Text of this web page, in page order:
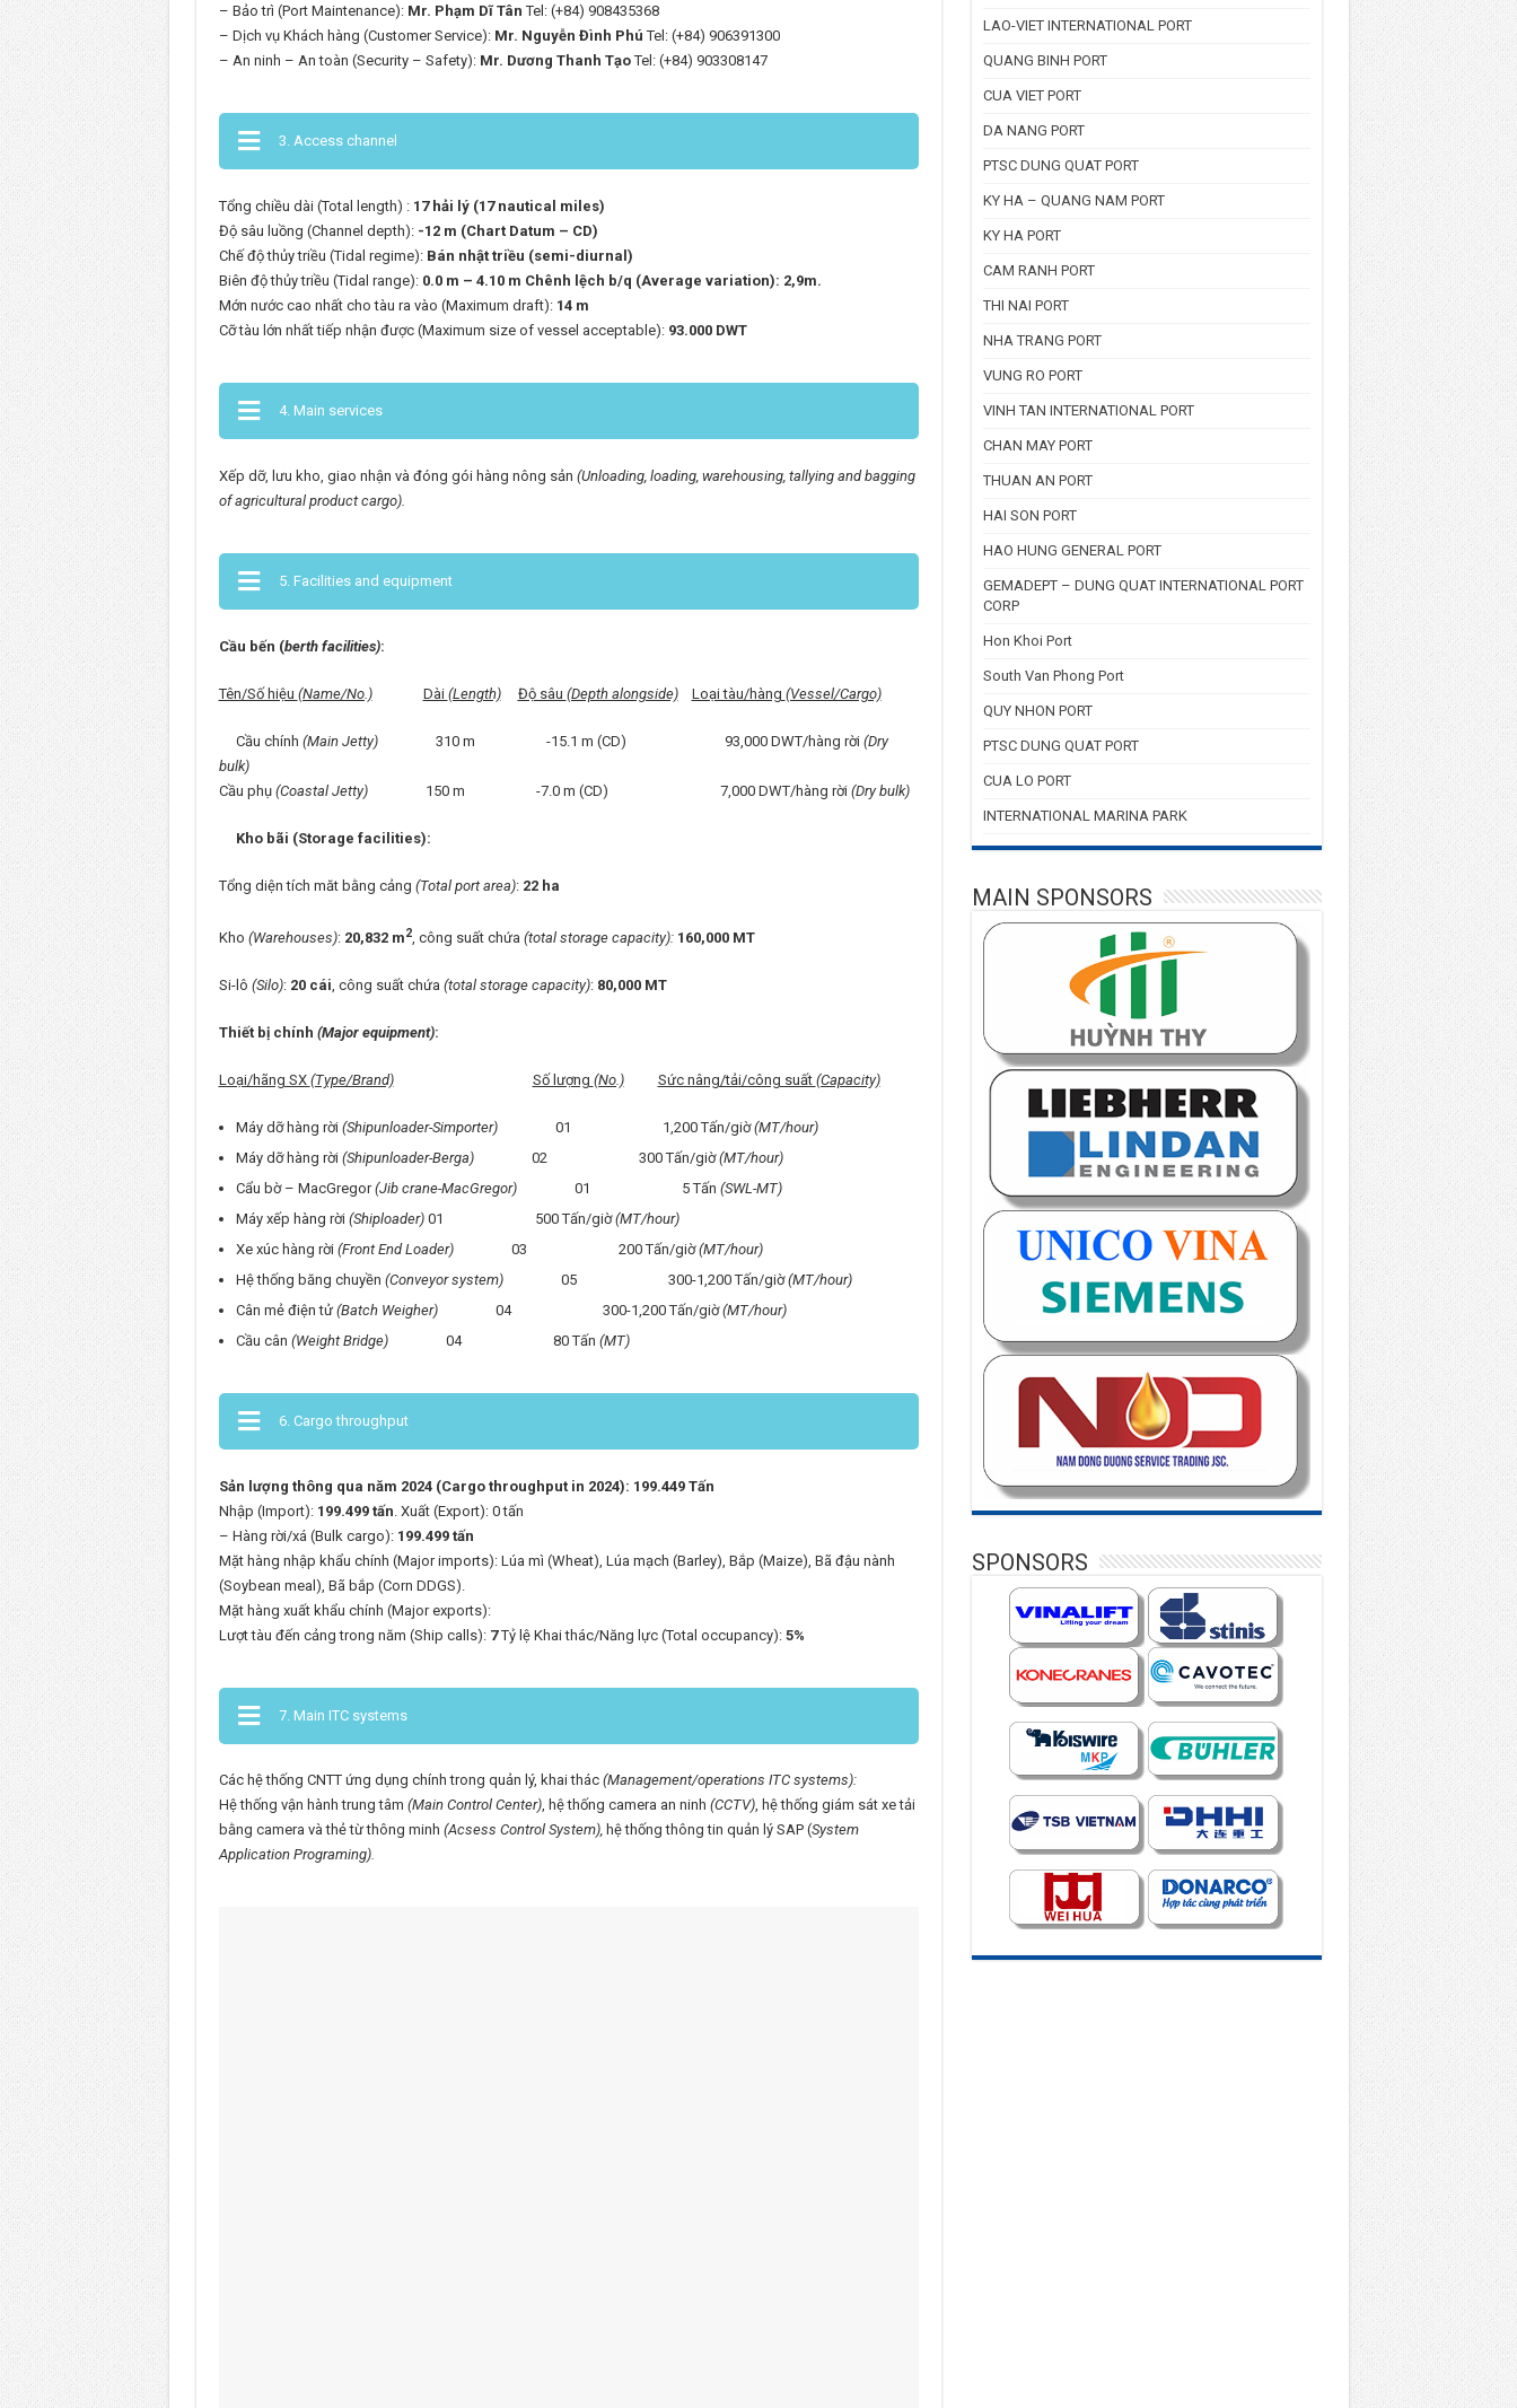
– Bảo trì (Port Maintenance): Mr. Phạm Dĩ Tân Tel: (+84) 908435368
– Dịch vụ Khách hàng (Customer Service): Mr. Nguyễn Đình Phú Tel: (+84) 906391300
– An ninh – An toàn (Security – Safety): Mr. Dương Thanh TạoTel: (+84) 903308147
3. Access channel
Tổng chiều dài (Total length) : 17 hải lý (17 nautical miles)
Độ sâu luồng (Channel depth): -12 m (Chart Datum – CD)
Chế độ thủy triều (Tidal regime): Bán nhật triều (semi-diurnal)
Biên độ thủy triều (Tidal range): 0.0 m – 4.10 m Chênh lệch b/q (Average variation): 2,9m.
Mớn nước cao nhất cho tàu ra vào (Maximum draft): 14 m
Cỡ tàu lớn nhất tiếp nhận được (Maximum size of vessel acceptable): 93.000 DWT
4. Main services
Xếp dỡ, lưu kho, giao nhận và đóng gói hàng nông sản (Unloading, loading, warehousing, tallying and bagging
of agricultural product cargo).
5. Facilities and equipment
Cầu bến (berth facilities):
Tên/Số hiệu (Name/No.) Dài (Length) Độ sâu (Depth alongside) Loại tàu/hàng (Vessel/Cargo)
Cầu chính (Main Jetty)310 m -15.1 m (CD) 93,000 DWT/hàng rời (Dry
bulk)
Cầu phụ (Coastal Jetty)150 m -7.0 m (CD) 7,000 DWT/hàng rời (Dry bulk)
Kho bãi (Storage facilities):
Tổng diện tích măt bằng cảng (Total port area): 22 ha
Kho (Warehouses): 20,832 m2, công suất chứa (total storage capacity): 160,000 MT
Si-lô (Silo): 20 cái, công suất chứa (total storage capacity): 80,000 MT
Thiết bị chính (Major equipment):
Loại/hãng SX (Type/Brand) Số lượng (No.) Sức nâng/tải/công suất (Capacity)
Máy dỡ hàng rời (Shipunloader-Simporter)01 1,200 Tấn/giờ(MT/hour)
Máy dỡ hàng rời (Shipunloader-Berga) 02 300 Tấn/giờ(MT/hour)
Cẩu bờ – MacGregor(Jib crane-MacGregor)01 5 Tấn (SWL-MT)
Máy xếp hàng rời (Shiploader)01 500 Tấn/giờ(MT/hour)
Xe xúc hàng rời (Front End Loader)03 200 Tấn/giờ(MT/hour)
Hệ thống băng chuyền (Conveyor system)05 300-1,200 Tấn/giờ(MT/hour)
Cân mẻ điện tử (Batch Weigher)04 300-1,200 Tấn/giờ(MT/hour)
Cầu cân (Weight Bridge)04 80 Tấn (MT)
6. Cargo throughput
Sản lượng thông qua năm 2024 (Cargo throughput in 2024): 199.449 Tấn
Nhập (Import): 199.499 tấn . Xuất (Export): 0 tấn
– Hàng rời/xá (Bulk cargo): 199.499 tấn
Mặt hàng nhập khẩu chính (Major imports): Lúa mì (Wheat), Lúa mạch (Barley), Bắp (Maize), Bã đậu nành
(Soybean meal), Bã bắp (Corn DDGS).
Mặt hàng xuất khẩu chính (Major exports):
Lượt tàu đến cảng trong năm (Ship calls): 7Tỷ lệ Khai thác/Năng lực (Total occupancy): 5%
7. Main ITC systems
Các hệ thống CNTT ứng dụng chính trong quản lý, khai thác(Management/operations ITC systems):
Hệ thống vận hành trung tâm (Main Control Center), hệ thống camera an ninh (CCTV), hệ thống giám sát xe tải
bằng camera và thẻ từ thông minh (Acsess Control System), hệ thống thông tin quản lý SAP (System
Application Programing).
LAO-VIET INTERNATIONAL PORT
QUANG BINH PORT
CUA VIET PORT
DA NANG PORT
PTSC DUNG QUAT PORT
KY HA – QUANG NAM PORT
KY HA PORT
CAM RANH PORT
THI NAI PORT
NHA TRANG PORT
VUNG RO PORT
VINH TAN INTERNATIONAL PORT
CHAN MAY PORT
THUAN AN PORT
HAI SON PORT
HAO HUNG GENERAL PORT
GEMADEPT – DUNG QUAT INTERNATIONAL PORT
CORP
Hon Khoi Port
South Van Phong Port
QUY NHON PORT
PTSC DUNG QUAT PORT
CUA LO PORT
INTERNATIONAL MARINA PARK
MAIN SPONSORS
SPONSORS